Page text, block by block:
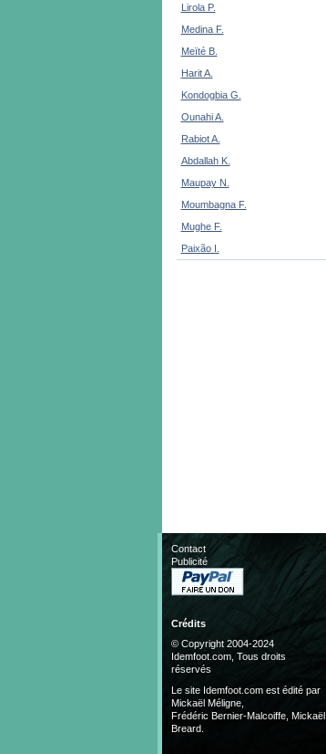
Lirola P.
Medina F.
Meïté B.
Harit A.
Kondogbia G.
Ounahi A.
Rabiot A.
Abdallah K.
Maupay N.
Moumbagna F.
Mughe F.
Paixão I.
Contact
Publicité
Crédits
© Copyright 2004-2024
Idemfoot.com, Tous droits
réservés
Le site Idemfoot.com est édité par
Mickaël Méligne,
Frédéric Bernier-Malcoiffe, Mickaël
Breard.